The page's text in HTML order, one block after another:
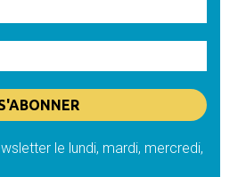
le lundi, mardi, mercredi,